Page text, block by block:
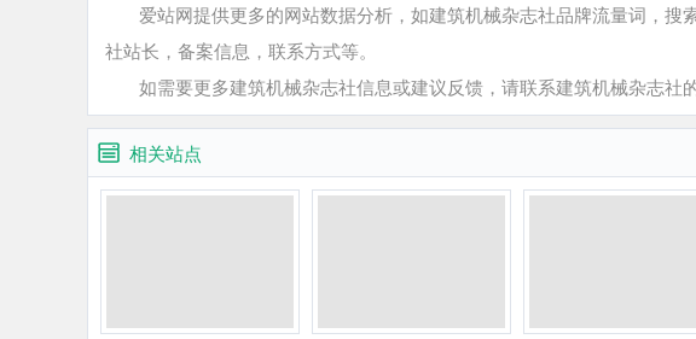
爱站网提供更多的网站数据分析，如建筑机械杂志社品牌流量词，搜
社站长，备案信息，联系方式等。
如需要更多建筑机械杂志社信息或建议反馈，请联系建筑机械杂志社的
相关站点